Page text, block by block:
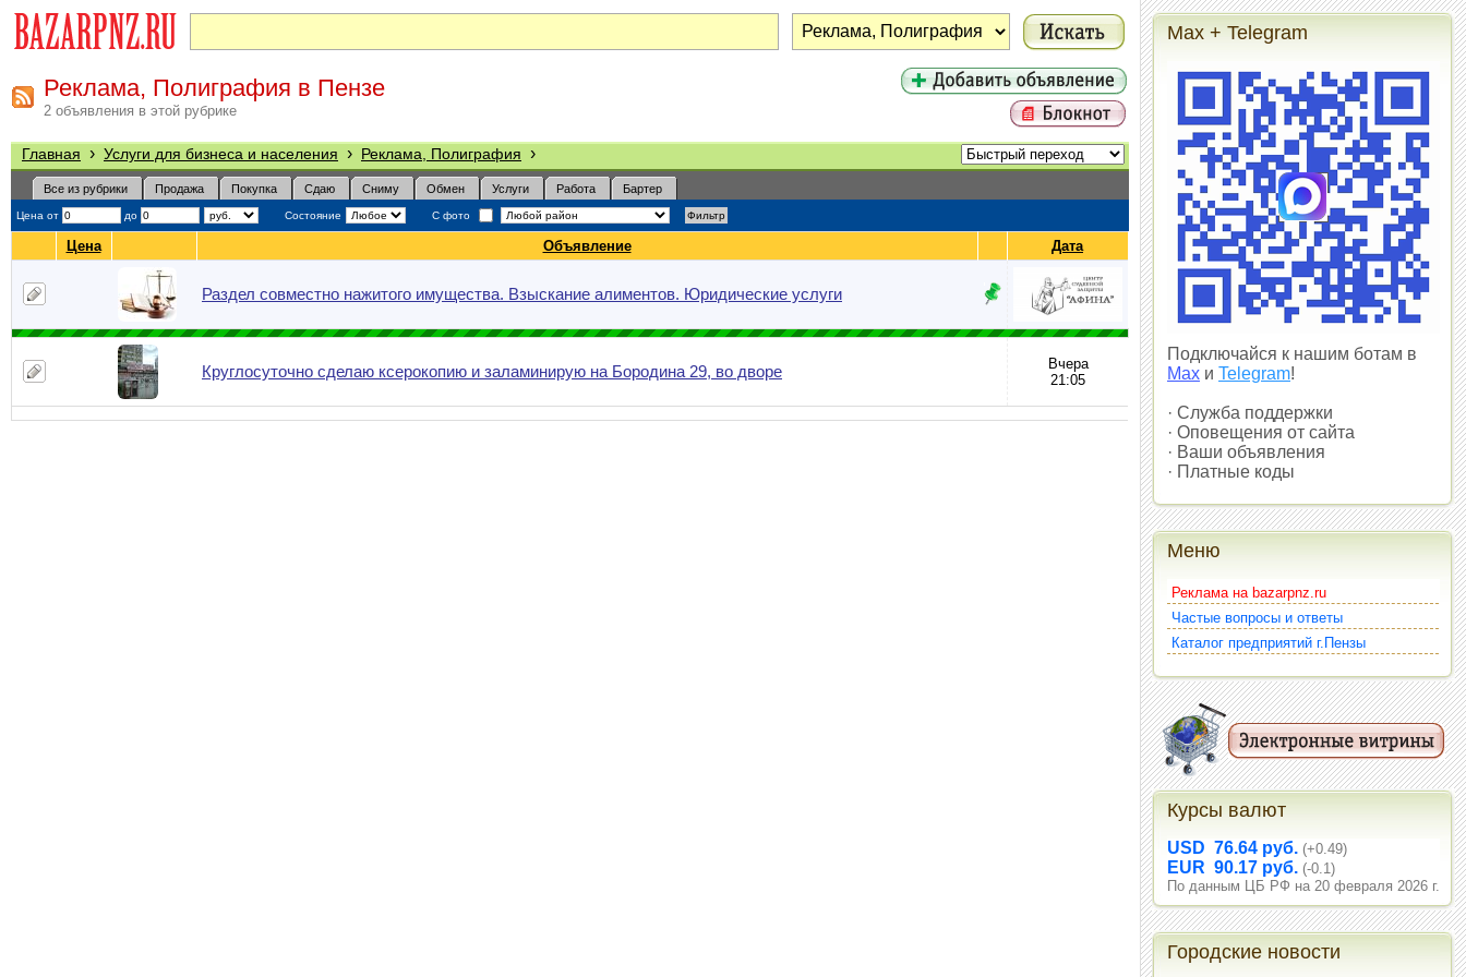
Реклама, Полиграфия в Пензе
2 объявления в этой рубрике
Главная › Услуги для бизнеса и населения › Реклама, Полиграфия ›
Все из рубрики Продажа Покупка Сдаю Сниму Обмен Услуги Работа Бартер
Цена от до Состояние С фото
Цена Объявление Дата
Раздел совместно нажитого имущества. Взыскание алиментов. Юридические услуги
Круглосуточно сделаю ксерокопию и заламинирую на Бородина 29, во дворе
Вчера
21:05
Max + Telegram
Подключайся к нашим ботам в
Max и Telegram!
· Служба поддержки
· Оповещения от сайта
· Ваши объявления
· Платные коды
Меню
Реклама на bazarpnz.ru
Частые вопросы и ответы
Каталог предприятий г.Пензы
Курсы валют
USD 76.64 руб. (+0.49)
EUR 90.17 руб. (-0.1)
По данным ЦБ РФ на 20 февраля 2026 г.
Городские новости